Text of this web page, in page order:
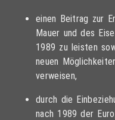
einen Beitrag zur
Mauer und des
1989 zu leisten
neuen
verweisen,
durch die
nach 1989 der